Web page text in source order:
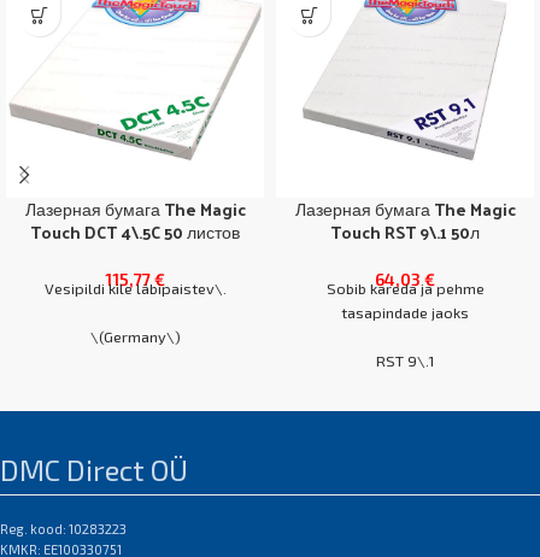
Лазерная бумага The Magic
Touch DCT 4\.5C 50 листов
115,77€
Vesipildi kile läbipaistev\.
\(Germany\)
A3 karp 50 lehte
Erinevate
Лазерная бумага The Magic
Touch RST 9\.1 50л
64,03 €
Sobib kareda ja pehme
tasapindade jaoks
RST 9\.1
\(Germany\)
DMC Direct OÜ
Reg. kood: 10283223
KMKR: EE100330751